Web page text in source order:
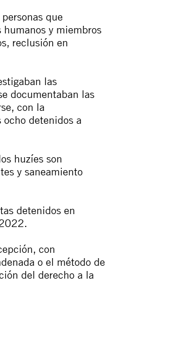
que
humanos y miembros
reclusión en
las
documentaban las
con la
detenidos a
huzíes son
y saneamiento
detenidos en
con
o el método de
del derecho a la